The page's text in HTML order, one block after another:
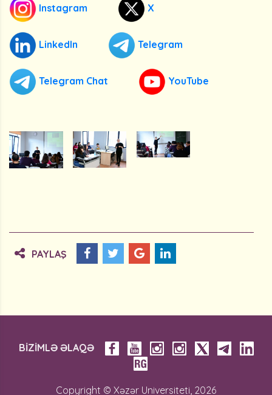
Instagram X
LinkedIn Telegram
Telegram Chat YouTube
PAYLAŞ
BİZİMLƏ ƏLAQƏ
Copyright © Xəzər Universiteti, 2026